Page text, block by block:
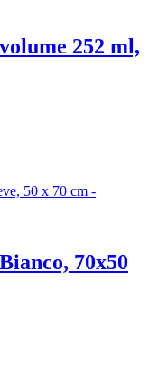
252 ml,
Bianco, 70x50